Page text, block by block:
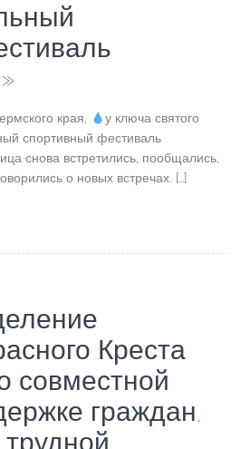
края,
у ключа святого
спортивный фестиваль
снова встретились, пообщались,
о новых встречах. […]
Креста
совместной
граждан,